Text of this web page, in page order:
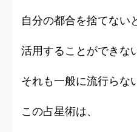
自分の都合を捨てない
活用することができな
それも一般に流行らな
この占星術は、